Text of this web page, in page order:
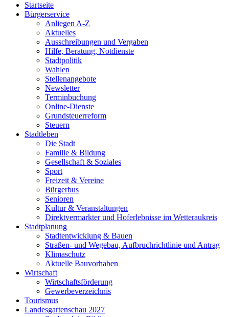
Startseite
Bürgerservice
Anliegen A-Z
Aktuelles
Ausschreibungen und Vergaben
Hilfe, Beratung, Notdienste
Stadtpolitik
Wahlen
Stellenangebote
Newsletter
Terminbuchung
Online-Dienste
Grundsteuerreform
Steuern
Stadtleben
Die Stadt
Familie & Bildung
Gesellschaft & Soziales
Sport
Freizeit & Vereine
Bürgerbus
Senioren
Kultur & Veranstaltungen
Direktvermarkter und Hoferlebnisse im Wetteraukreis
Stadtplanung
Stadtentwicklung & Bauen
Straßen- und Wegebau, Aufbruchrichtlinie und Antrag
Klimaschutz
Aktuelle Bauvorhaben
Wirtschaft
Wirtschaftsförderung
Gewerbeverzeichnis
Tourismus
Landesgartenschau 2027